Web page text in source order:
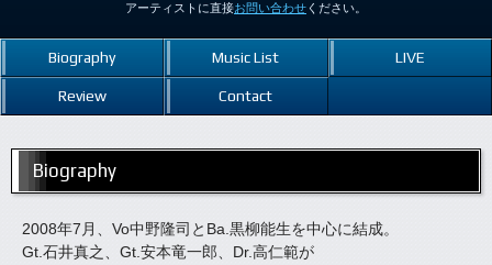
アーティストに直接お問い合わせ ください。
Biography Music List LIVE
Review Contact
Biography
2008年7月、Vo中野隆司とBa.黒柳能生を中心に結成。
Gt.石井真之、Gt.安本竜一郎、Dr.高仁範が